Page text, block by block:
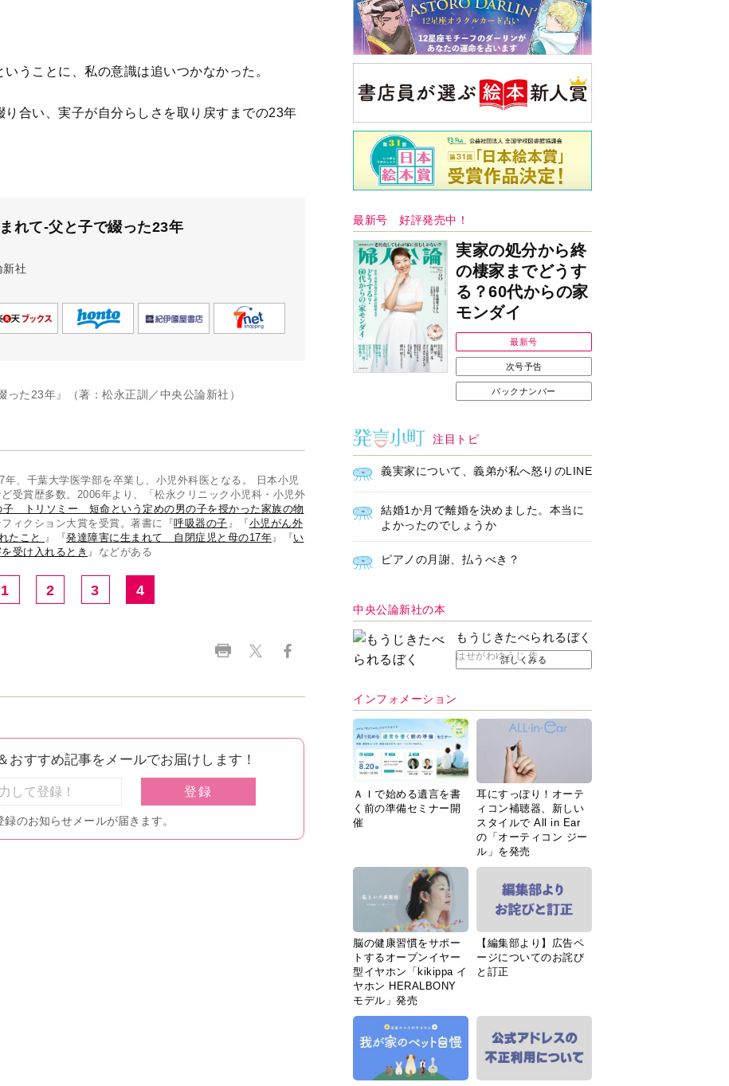
うことに、私の意識は追いつかなかった。
合い、実子が自分らしさを取り戻すまでの23年
れて-父と子で綴った23年
新社
た23年』（著：松永正訓／中央公論新社）
年、千葉大学医学部を卒業し、小児外科医となる。 日本小児
受賞歴多数。2006年より、「松永クリニック小児科・小児外
子 トリソミー 短命という定めの男の子を授かった家族の物
ィクション大賞を受賞。著書に『呼吸器の子 』『小児がん外
たこと
』『発達障害に生まれて 自閉症児と母の17年』『い
受け入れるとき 』などがある
1 2 3 4
最新号 好評発売中！
実家の処分から終
の棲家までどうす
る？60代からの家
モンダイ
最新号
次号予告
バックナンバー
注目トピ
義実家について、義弟が私へ怒りのLINE
結婚1か月で離婚を決めました。本当に
よかったのでしょうか
ピアノの月謝、払うべき？
中央公論新社の本
もうじきたべられるぼく
はせがわゆうじ 作
詳しくみる
インフォメーション
ＡＩで始める遺言を書
く前の準備セミナー開
催
耳にすっぽり！オーテ
ィコン補聴器、新しい
スタイルで All in Ear
の「オーティコン ジー
ル」を発売
脳の健康習慣をサポー
トするオープンイヤー
型イヤホン「kikippa イ
ヤホン HERALBONY
モデル」発売
【編集部より】広告ペ
ージについてのお詫び
と訂正